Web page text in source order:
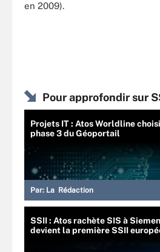
en 2009).
Pour approfondir sur
Projets IT : Atos Worldline
phase 3 du Géoportail
Par: La Rédaction
SSII : Atos rachète SIS à
devient la première SSII